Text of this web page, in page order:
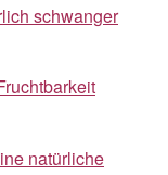
schwanger
natürliche